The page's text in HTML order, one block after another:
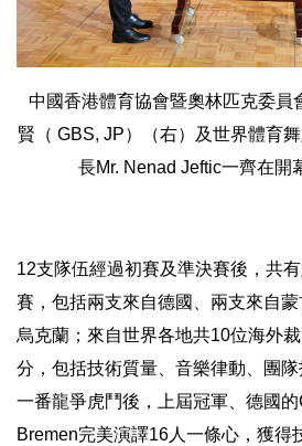
中國香港體育協會暨奧林匹克委員
賢（ GBS, JP）（右）及世界體育
長Mr. Nenad Jeftic一齊在開
12支隊伍經過初賽及準決賽後，共
賽， 包括兩支來自德國、兩支來自
烏克蘭； 來自世界各地共10位海外
分， 包括技術質量、音樂律動、團隊
一番龍爭虎鬥後，上屆冠軍、德國
Bremen完美演譯16人一條心，獲得